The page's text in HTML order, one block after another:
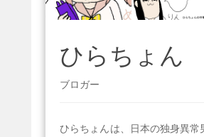
ひらちょん
ブロガー
ひらちょんは、日本の独身異常